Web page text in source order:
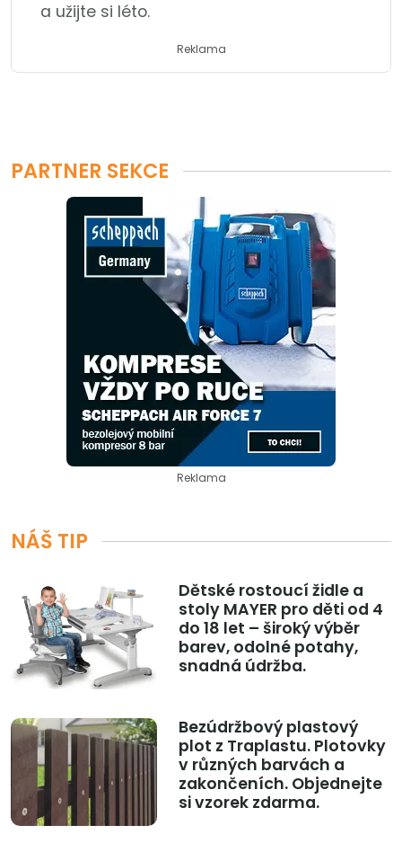
a užijte si léto.
Reklama
PARTNER SEKCE
Reklama
NÁŠ TIP
Dětské rostoucí židle a
stoly MAYER pro děti od 4
do 18 let – široký výběr
barev, odolné potahy,
snadná údržba.
Bezúdržbový plastový
plot z Traplastu. Plotovky
v různých barvách a
zakončeních. Objednejte
si vzorek zdarma.